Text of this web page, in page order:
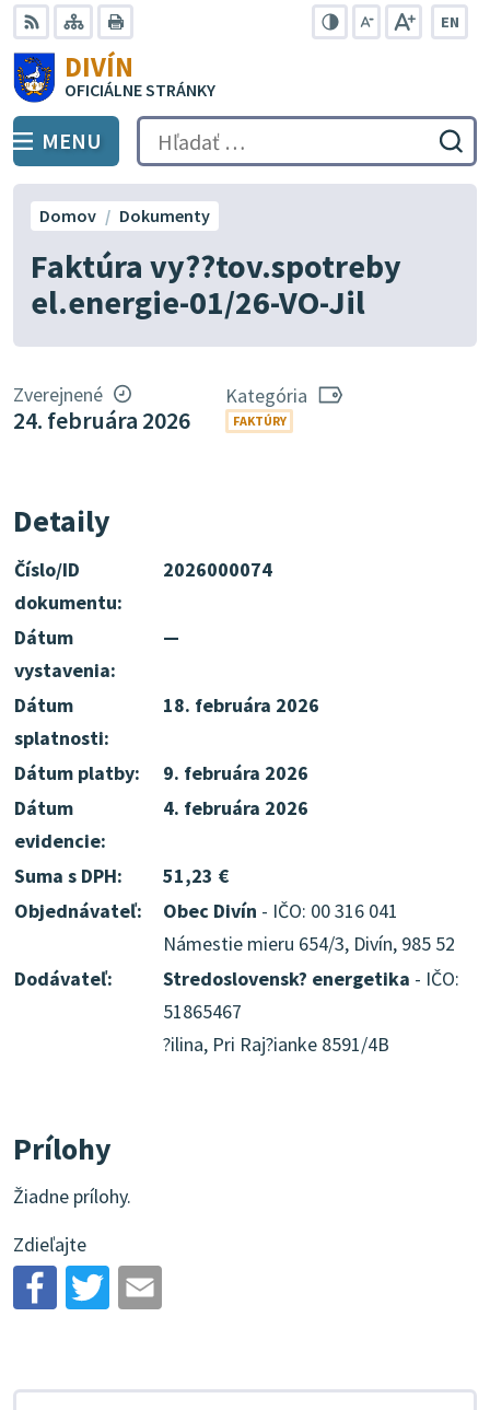
Preskočiť
na
obsah
RSS Mapa
EN
DIVÍN
OFICIÁLNE STRÁNKY
PREPNÚŤ
MENU Hľadať:
Faktúra vy??tov.spotreby
el.energie-01/26-VO-Jil
Domov Dokumenty
Zverejnené
24. februára 2026
Kategória
FAKTÚRY
Detaily
Číslo/ID
dokumentu:
2026000074
Dátum
vystavenia:
—
Dátum
splatnosti:
18. februára 2026
Dátum platby:
9. februára 2026
Dátum
evidencie:
4. februára 2026
Suma s DPH:
51,23 €
Objednávateľ:
Obec Divín - IČO: 00 316 041
Námestie mieru 654/3, Divín, 985 52
Dodávateľ:
Stredoslovensk? energetika - IČO:
51865467
?ilina, Pri Raj?ianke 8591/4B
Prílohy
Žiadne prílohy.
Zdieľajte